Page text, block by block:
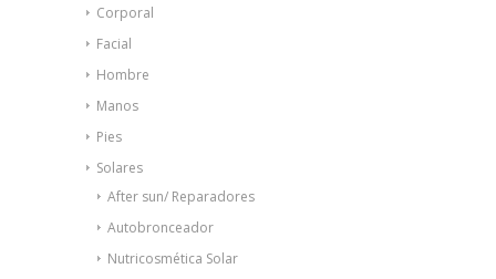
Corporal
Facial
Hombre
Manos
Pies
Solares
After sun/ Reparadores
Autobronceador
Nutricosmética Solar